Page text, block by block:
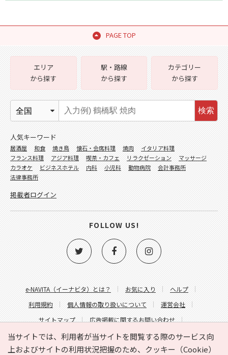
PAGE TOP
当サイトでは、利用者が当サイトを閲覧する際のサービス向
上およびサイトの利用状況把握のため、クッキー（Cookie）
e-NAVITA（イーナビタ）とは？ お気に入り
ヘルプ
利用規約
個人情報の取り扱いについて
運営会社
サイトマップ
広告掲載に関するお問い合わせ
サイトの内容に関するお問い合わせ
エリア
から探す
駅・路線
から探す
カテゴリー
から探す
検索
人気キーワード
居酒屋 和食 焼き鳥 懐石・会席料理 焼肉
イタリア料理
フランス料理
アジア料理 喫茶・カフェ リラクゼーション
マッサージ
カラオケ
ビジネスホテル 内科 小児科 動物病院
会計事務所
法律事務所
掲載者ログイン
FOLLOW US!